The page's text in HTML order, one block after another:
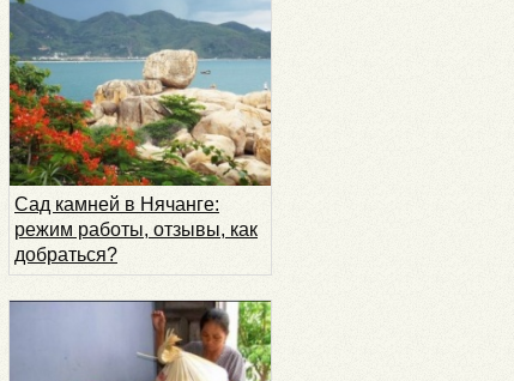
Сад камней в Нячанге:
режим работы, отзывы, как
добраться?